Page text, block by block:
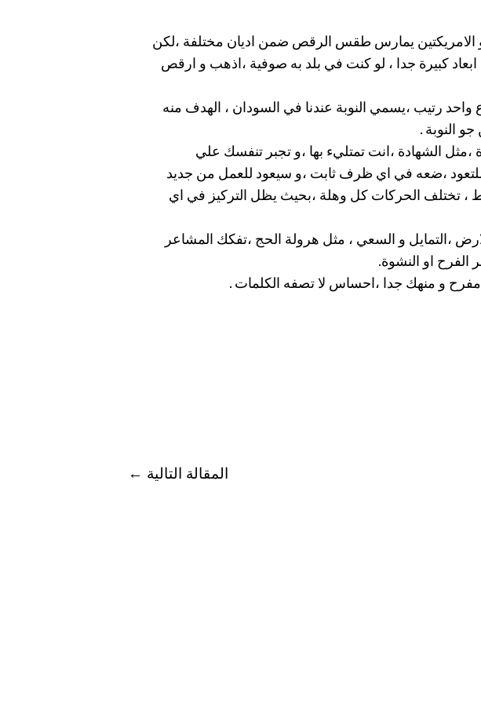
و الامريكتين يمارس طقس الرقص ضمن اديان مختلفة ،لكن
كبيرة جدا ، لو كنت في بلد به صوفية ،اذهب و ارقص
واحد رتيب ،يسمي النوبة عندنا في السودان ، الهدف منه
النوبة .
،مثل الشهادة ،انت تمتليء بها ،و تجبر تنفسك علي
للتعود ،ضعه في اي ظرف ثابت ،و سيعود للعمل من جديد
، تختلف الحركات كل وهلة ،بحيث يظل التركيز في اي
،التمايل و السعي ، مثل هرولة الحج ،تفكك المشاعر
او النشوة.
و منهك جدا ،احساس لا تصفه الكلمات .
المقالة التالية ←